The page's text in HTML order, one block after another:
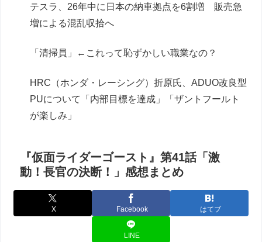
テスラ、26年中に日本の納車拠点を6割増 販売急
増による混乱収拾へ
「清掃員」←これって恥ずかしい職業なの？
HRC（ホンダ・レーシング）折原氏、ADUO改良型
PUについて「内部目標を達成」「ザントフールト
が楽しみ」
『仮面ライダーゴースト』第41話「激
動！長官の決断！」感想まとめ
X Facebook はてブ
LINE